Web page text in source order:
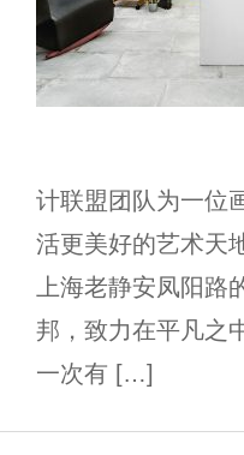
计联盟团队为一位
活更美好的艺术天
上海老静安凤阳
邦，致力在平凡之
一次有 […]